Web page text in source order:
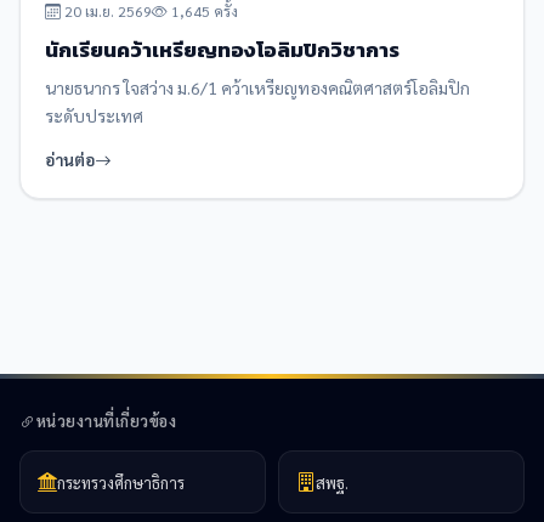
20 เม.ย. 2569 1,645 ครั้ง
นักเรียนคว้าเหรียญทองโอลิมปิกวิชาการ
นายธนากร ใจสว่าง ม.6/1 คว้าเหรียญทองคณิตศาสตร์โอลิมปิก
ระดับประเทศ
อ่านต่อ
หน่วยงานที่เกี่ยวข้อง
กระทรวงศึกษาธิการ สพฐ.